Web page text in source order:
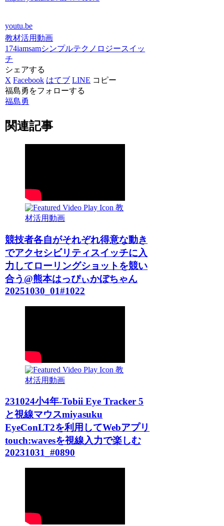
youtu.be
教材活用動画
174iamsamシンプルテクノロジースイッ
チ
シェアする
X Facebook はてブ LINE コピー
福島勇をフォローする
福島勇
関連記事
教
材活用動画
競技者各自がそれぞれ得意な動き
でアクセシビリティスイッチに入
力してローリングショットを競い
合う@熊本はっぴぃかぼちゃん
20251030_01#1022
教
材活用動画
231024小4年-Tobii Eye Tracker 5
と視線マウスmiyasuku
EyeConLT2を利用してWebアプリ
touch:wavesを視線入力で楽しむ
20231031_#0890